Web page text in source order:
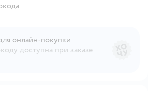
онлайн‑покупки
доступна при заказе